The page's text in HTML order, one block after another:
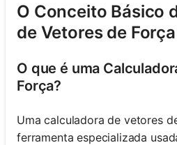
O Conceito Básico
de Vetores de Força
O que é uma
Força?
Uma calculadora de vetores
ferramenta especializada